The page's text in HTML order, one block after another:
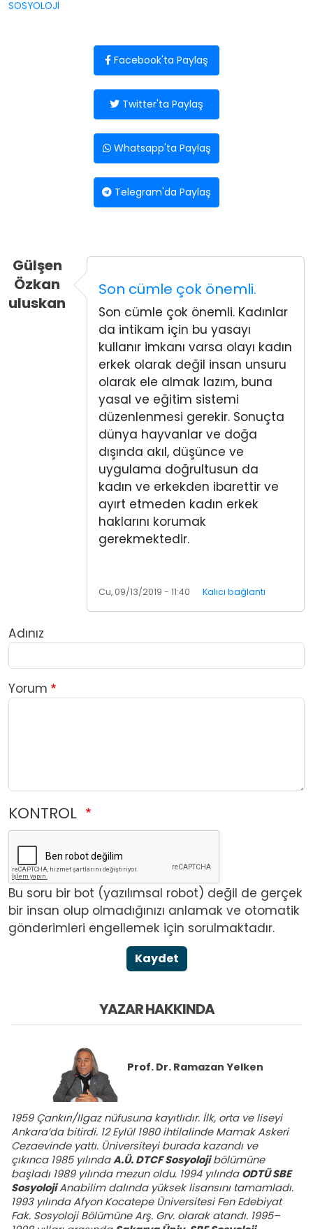
SOSYOLOJİ
Facebook'ta Paylaş
Twitter'ta Paylaş
Whatsapp'ta Paylaş
Telegram'da Paylaş
Gülşen
Özkan
uluskan
Son cümle çok önemli.
Son cümle çok önemli. Kadınlar
da intikam için bu yasayı
kullanır imkanı varsa olayı kadın
erkek olarak değil insan unsuru
olarak ele almak lazım, buna
yasal ve eğitim sistemi
düzenlenmesi gerekir. Sonuçta
dünya hayvanlar ve doğa
dışında akıl, düşünce ve
uygulama doğrultusun da
kadın ve erkekden ibarettir ve
ayırt etmeden kadın erkek
haklarını korumak
gerekmektedir.
Cu, 09/13/2019 - 11:40 Kalıcı bağlantı
Adınız
Yorum
KONTROL
Bu soru bir bot (yazılımsal robot) değil de gerçek
bir insan olup olmadığınızı anlamak ve otomatik
gönderimleri engellemek için sorulmaktadır.
Kaydet
YAZAR HAKKINDA
Prof. Dr. Ramazan Yelken
1959 Çankırı/Ilgaz nüfusuna kayıtlıdır. İlk, orta ve liseyi
Ankara’da bitirdi. 12 Eylül 1980 ihtilalinde Mamak Askeri
Cezaevinde yattı. Üniversiteyi burada kazandı ve
çıkınca 1985 yılındaA.Ü. DTCF Sosyolojibölümüne
başladı 1989 yılında mezun oldu. 1994 yılında ODTÜ SBE
SosyolojiAnabilim dalında yüksek lisansını tamamladı.
1993 yılında Afyon Kocatepe Üniversitesi Fen Edebiyat
Fak. Sosyoloji Bölümüne Arş. Grv. olarak atandı. 1995–